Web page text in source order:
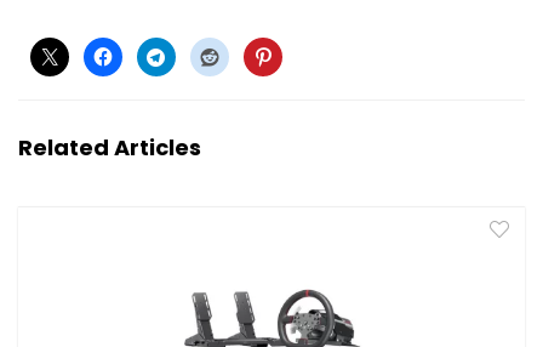
Related Articles